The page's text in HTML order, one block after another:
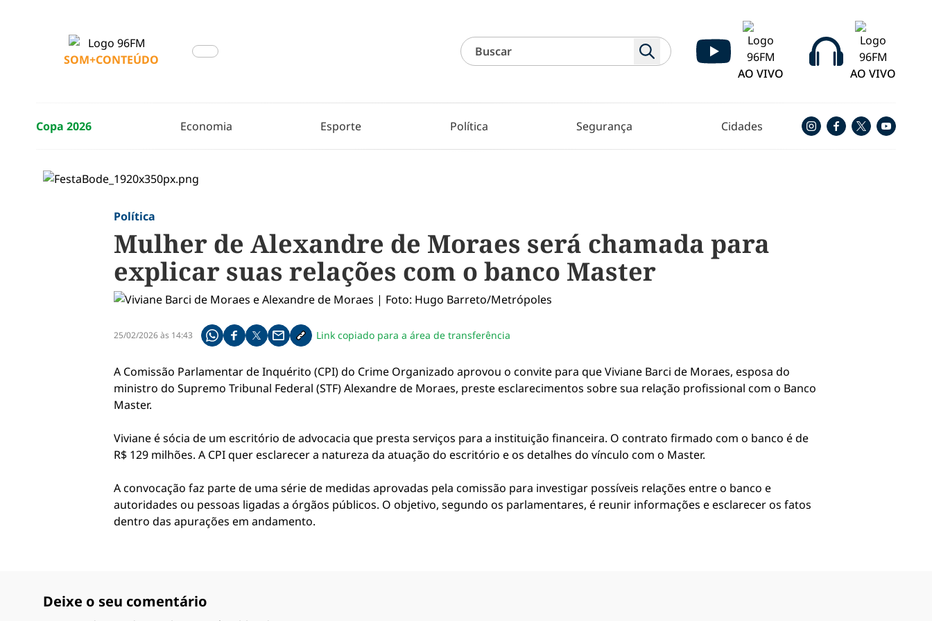
SOM+CONTEÚDO
AO VIVO
AO VIVO
Copa 2026 Economia Esporte Política Segurança Cidades
Política
Mulher de Alexandre de Moraes será chamada para
explicar suas relações com o banco Master
25/02/2026 às 14:43 Compartilhe pelo whatsapp
Compartilhar no facebook
Compartilhar no twitter
Compartilhe pelo email
Copiar link da notícia
Link copiado para a área de transferência
A Comissão Parlamentar de Inquérito (CPI) do Crime Organizado aprovou o convite para que Viviane Barci de Moraes, esposa do
ministro do Supremo Tribunal Federal (STF) Alexandre de Moraes, preste esclarecimentos sobre sua relação profissional com o Banco
Master.
Viviane é sócia de um escritório de advocacia que presta serviços para a instituição financeira. O contrato firmado com o banco é de
R$ 129 milhões. A CPI quer esclarecer a natureza da atuação do escritório e os detalhes do vínculo com o Master.
A convocação faz parte de uma série de medidas aprovadas pela comissão para investigar possíveis relações entre o banco e
autoridades ou pessoas ligadas a órgãos públicos. O objetivo, segundo os parlamentares, é reunir informações e esclarecer os fatos
dentro das apurações em andamento.
Deixe o seu comentário